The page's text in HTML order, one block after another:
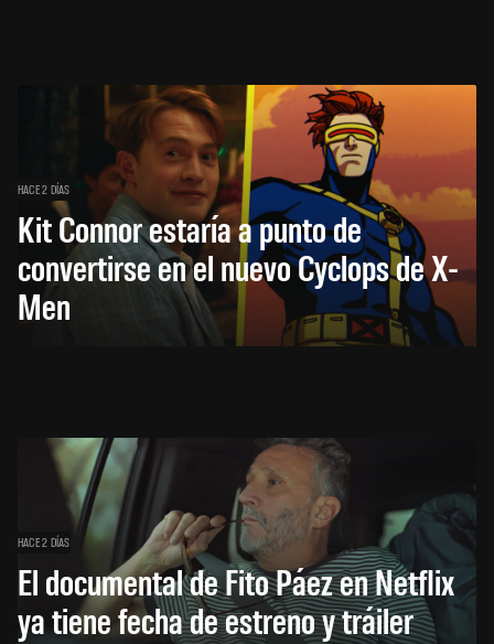
HACE 2 DÍAS
Kit Connor estaría a punto de
convertirse en el nuevo Cyclops de X-
Men
HACE 2 DÍAS
El documental de Fito Páez en Netflix
ya tiene fecha de estreno y tráiler